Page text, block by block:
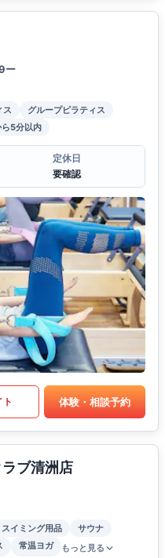
ー
ス
グループピラティス
5分以内
定休日
要確認
ト 体験・相談予約
ブ清洲店
スイミング用品
サウナ
常温ヨガ もっと見る